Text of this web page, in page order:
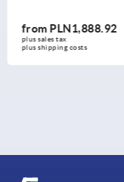
from PLN1,888.92
plus sales tax
plus shipping costs